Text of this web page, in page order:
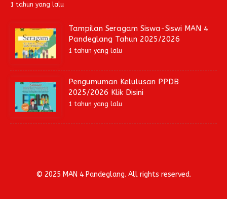
1 tahun yang lalu
Tampilan Seragam Siswa-Siswi MAN 4
Pandeglang Tahun 2025/2026
1 tahun yang lalu
Pengumuman Kelulusan PPDB
2025/2026 Klik Disini
1 tahun yang lalu
© 2025 MAN 4 Pandeglang. All rights reserved.